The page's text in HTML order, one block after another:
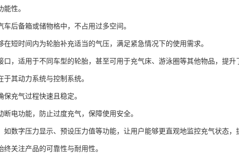
性。
后备箱或储物格中，不占用过多空间。
短时间内为轮胎补充适当的气压，满足紧急情况下的使用需求。
，适用于不同车型的轮胎，甚至可用于充气床、游泳圈等其他物品，提升
其动力系统与控制系统。
充气过程快速且稳定。
电功能，防止过度充气，保障使用安全。
数字压力显示、预设压力值等功能，让用户能够更直观地监控充气状态，
关注产品的可靠性与耐用性。